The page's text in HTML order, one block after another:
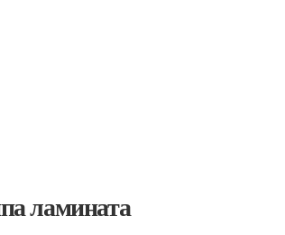
ламината